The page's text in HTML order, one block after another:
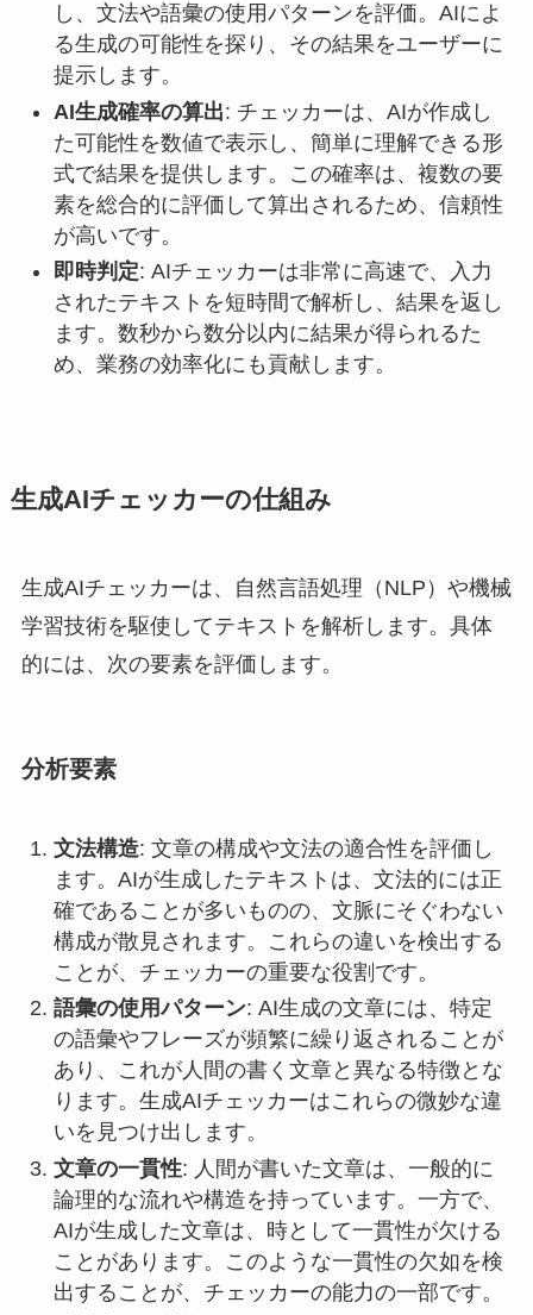
し、文法や語彙の使用パターンを評価。AIによ
る生成の可能性を探り、その結果をユーザーに
提示します。
AI生成確率の算出: チェッカーは、AIが作成し
た可能性を数値で表示し、簡単に理解できる形
式で結果を提供します。この確率は、複数の要
素を総合的に評価して算出されるため、信頼性
が高いです。
即時判定: AIチェッカーは非常に高速で、入力
されたテキストを短時間で解析し、結果を返し
ます。数秒から数分以内に結果が得られるた
め、業務の効率化にも貢献します。
生成AIチェッカーの仕組み
生成AIチェッカーは、自然言語処理（NLP）や機械
学習技術を駆使してテキストを解析します。具体
的には、次の要素を評価します。
分析要素
文法構造: 文章の構成や文法の適合性を評価し
ます。AIが生成したテキストは、文法的には正
確であることが多いものの、文脈にそぐわない
構成が散見されます。これらの違いを検出する
ことが、チェッカーの重要な役割です。
語彙の使用パターン: AI生成の文章には、特定
の語彙やフレーズが頻繁に繰り返されることが
あり、これが人間の書く文章と異なる特徴とな
ります。生成AIチェッカーはこれらの微妙な違
いを見つけ出します。
文章の一貫性: 人間が書いた文章は、一般的に
論理的な流れや構造を持っています。一方で、
AIが生成した文章は、時として一貫性が欠ける
ことがあります。このような一貫性の欠如を検
出することが、チェッカーの能力の一部です。